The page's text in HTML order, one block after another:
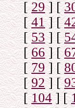
[29] [
[41] [
[53] [
[66] [
[79] [
[92] [
[104] [